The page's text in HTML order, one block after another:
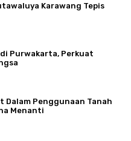
Karawang Tepis
Purwakarta, Perkuat
Dalam Penggunaan Tanah
Menanti